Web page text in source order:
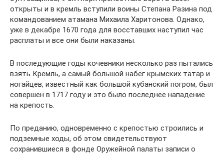
открыты и в кремль вступили воины Степана Разина под
командованием атамана Михаила Харитонова. Однако,
уже в декабре 1670 года для восставших наступил час
расплаты и все они были наказаны.
В последующие годы кочевники несколько раз пытались
взять Кремль, а самый большой набег крымских татар и
ногайцев, известный как большой кубанский погром, был
совершен в 1717 году и это было последнее нападение
на крепость.
По преданию, одновременно с крепостью строились и
подземные ходы, об этом свидетельствуют
сохранившиеся в фонде Оружейной палаты записи о